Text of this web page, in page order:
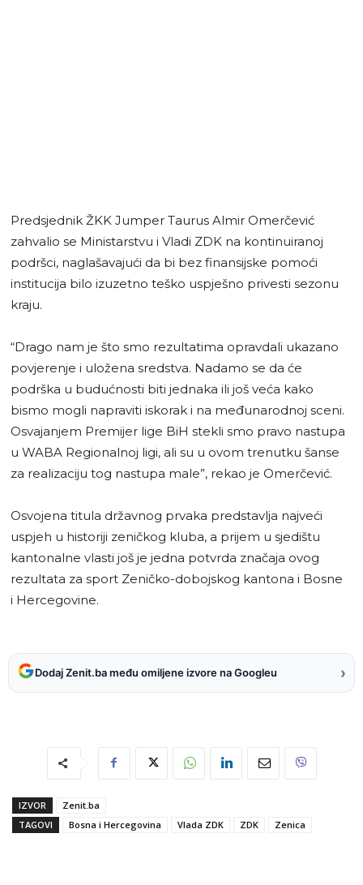
Predsjednik ŽKK Jumper Taurus Almir Omerčević
zahvalio se Ministarstvu i Vladi ZDK na kontinuiranoj
podršci, naglašavajući da bi bez finansijske pomoći
institucija bilo izuzetno teško uspješno privesti sezonu
kraju.
“Drago nam je što smo rezultatima opravdali ukazano
povjerenje i uložena sredstva. Nadamo se da će
podrška u budućnosti biti jednaka ili još veća kako
bismo mogli napraviti iskorak i na međunarodnoj sceni.
Osvajanjem Premijer lige BiH stekli smo pravo nastupa
u WABA Regionalnoj ligi, ali su u ovom trenutku šanse
za realizaciju tog nastupa male”, rekao je Omerčević.
Osvojena titula državnog prvaka predstavlja najveći
uspjeh u historiji zeničkog kluba, a prijem u sjedištu
kantonalne vlasti još je jedna potvrda značaja ovog
rezultata za sport Zeničko-dobojskog kantona i Bosne
i Hercegovine.
Dodaj Zenit.ba među omiljene izvore na Googleu ›
IZVOR
Zenit.ba
TAGOVI
Bosna i Hercegovina Vlada ZDK ZDK Zenica